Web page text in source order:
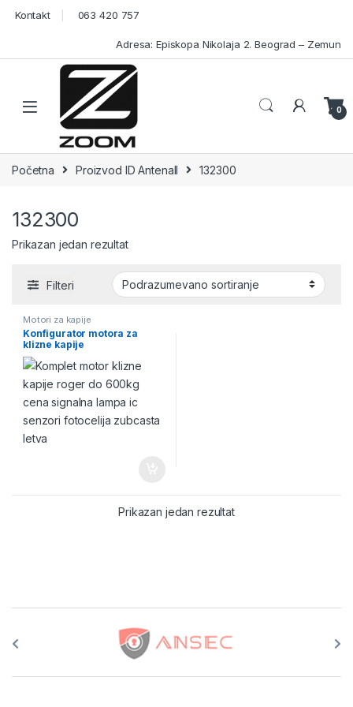
Skip to navigation
Skip to content
Kontakt 063 420 757
Adresa: Episkopa Nikolaja 2. Beograd – Zemun
Open 0
Početna Proizvod ID Antenall 132300
132300
Prikazan jedan rezultat
Filteri
Motori za kapije
Konfigurator motora za
klizne kapije
Prikazan jedan rezultat
Brands Carousel